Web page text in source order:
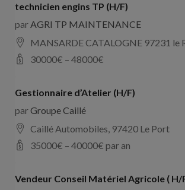
technicien engins TP (H/F)
parAGRI TP MAINTENANCE
MANSARDE CATALOGNE 97231 le
30000€ – 48000€
Gestionnaire d’Atelier (H/F)
parGroupe Caillé
Caillé Automobiles, 97420 Le Port
35000€ – 40000€ par an
Vendeur Conseil Matériel Agricole ( H/